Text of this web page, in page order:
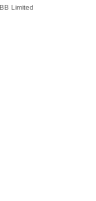
Limited